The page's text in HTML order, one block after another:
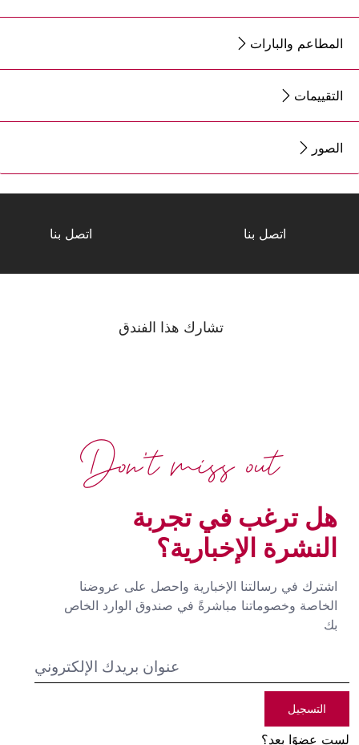
المطاعم والبارات
التقييمات
الصور
اتصل بنا اتصل بنا
تشارك هذا الفندق
هل ترغب في تجربة
النشرة الإخبارية؟
اشترك في رسالتنا الإخبارية واحصل على عروضنا
الخاصة وخصوماتنا مباشرةً في صندوق الوارد الخاص
بك
التسجيل
لست عضوًا بعد؟
Don't miss out